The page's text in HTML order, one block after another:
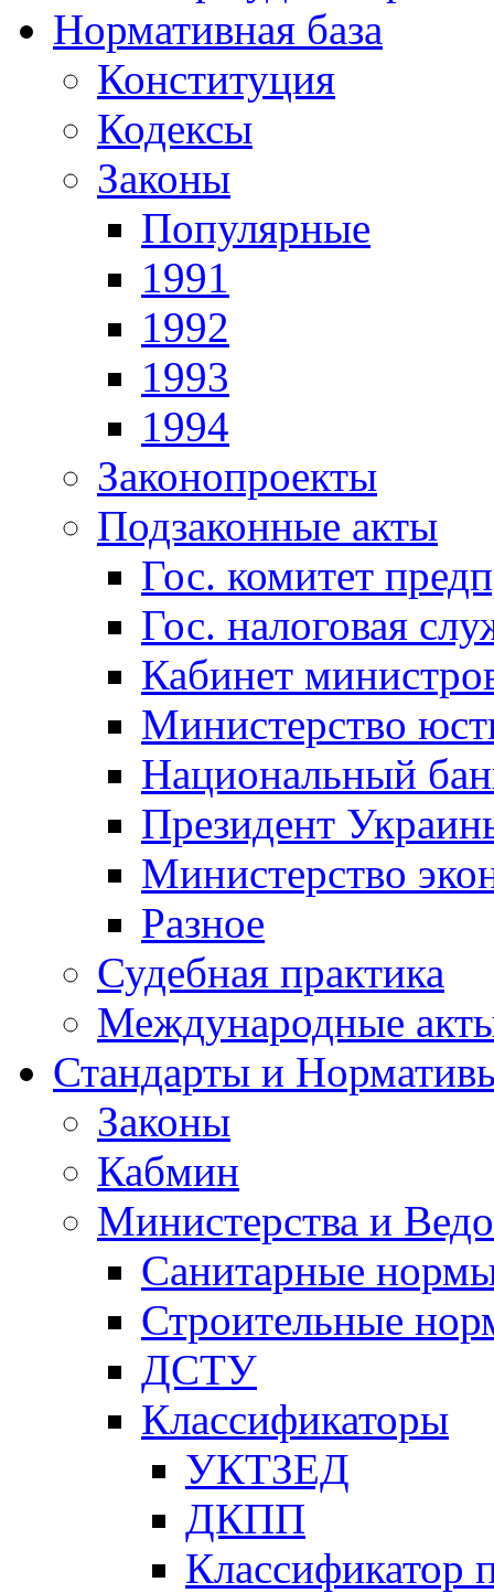
Нормативная база
Конституция
Кодексы
Законы
Популярные
1991
1992
1993
1994
Законопроекты
Подзаконные акты
Гос. комитет
Гос. налоговая
Кабинет
Министерство
Национальный
Президент
Министерство
Разное
Судебная практика
Международные
Стандарты и
Законы
Кабмин
Министерства и
Санитарные
Строительные
ДСТУ
Классификаторы
УКТЗЕД
ДКПП
Классификатор